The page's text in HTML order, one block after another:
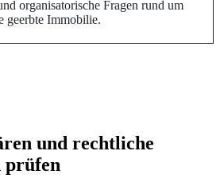
und rechtliche
prüfen